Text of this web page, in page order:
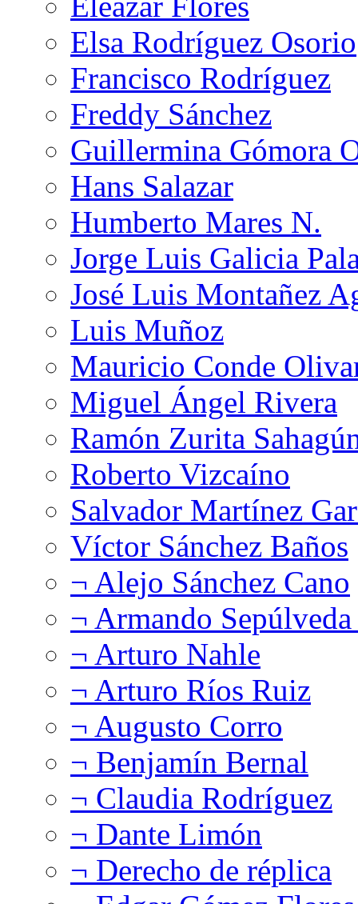
Elsa Rodríguez Osorio
Francisco Rodríguez
Freddy Sánchez
Guillermina Gómora
Hans Salazar
Humberto Mares N.
Jorge Luis Galicia
José Luis Montañez
Luis Muñoz
Mauricio Conde
Miguel Ángel Rivera
Ramón Zurita
Roberto Vizcaíno
Salvador Martínez
Víctor Sánchez Baños
¬ Alejo Sánchez Cano
¬ Armando
¬ Arturo Nahle
¬ Arturo Ríos Ruiz
¬ Augusto Corro
¬ Benjamín Bernal
¬ Claudia Rodríguez
¬ Dante Limón
¬ Derecho de réplica